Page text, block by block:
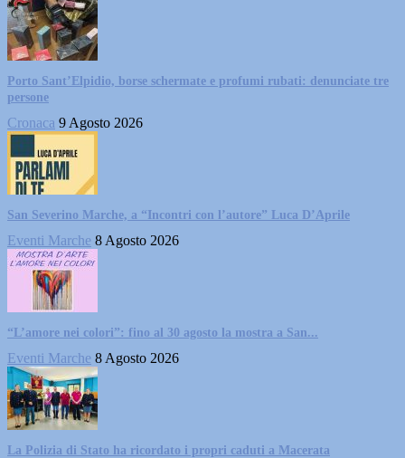
Porto Sant’Elpidio, borse schermate e profumi rubati: denunciate tre
persone
Cronaca 9 Agosto 2026
San Severino Marche, a “Incontri con l’autore” Luca D’Aprile
Eventi Marche 8 Agosto 2026
“L’amore nei colori”: fino al 30 agosto la mostra a San...
Eventi Marche 8 Agosto 2026
La Polizia di Stato ha ricordato i propri caduti a Macerata